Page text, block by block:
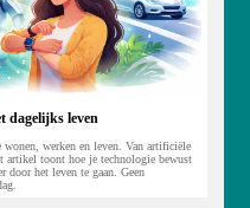
dagelijks leven
werken en leven. Van artificiële
toont hoe je technologie bewust
door het leven te gaan. Geen